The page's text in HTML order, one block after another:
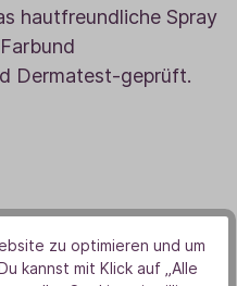
hautfreundliche Spray
Dermatest-geprüft.
Roll-On
zu optimieren und um
kannst mit Klick auf „Alle